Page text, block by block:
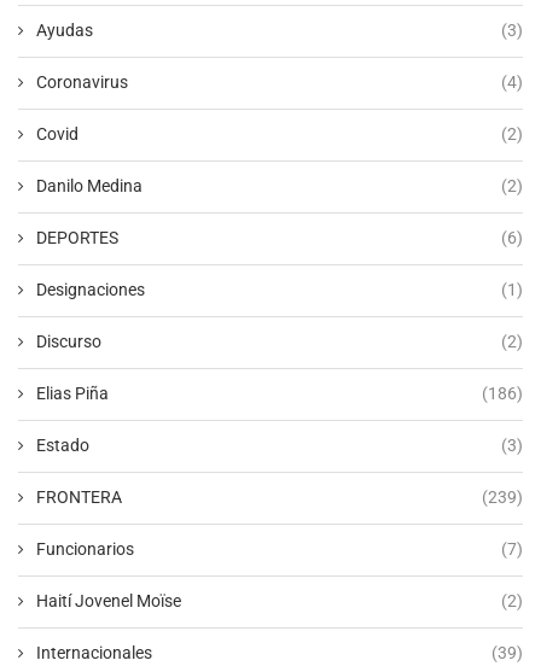
Ayudas (3)
Coronavirus (4)
Covid (2)
Danilo Medina (2)
DEPORTES (6)
Designaciones (1)
Discurso (2)
Elias Piña (186)
Estado (3)
FRONTERA (239)
Funcionarios (7)
Haití Jovenel Moïse (2)
Internacionales (39)